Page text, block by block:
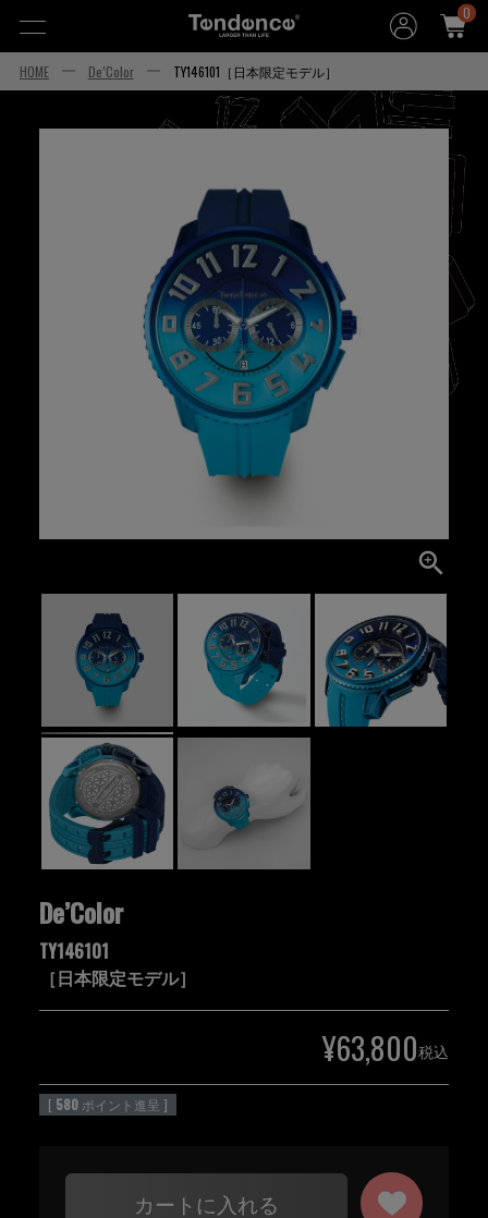
0
HOME De’Color TY146101［日本限定モデル］
De’Color
TY146101
［日本限定モデル］
¥63,800税込
[ 580 ポイント進呈 ]
カートに入れる